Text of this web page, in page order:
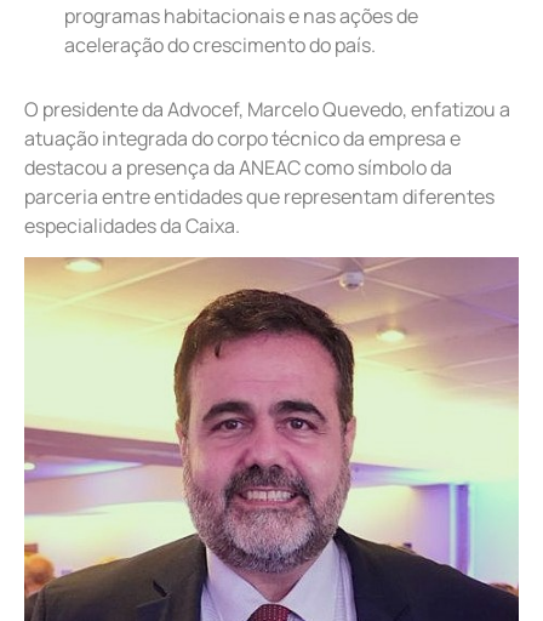
programas habitacionais e nas ações de
aceleração do crescimento do país.
O presidente da Advocef, Marcelo Quevedo, enfatizou a
atuação integrada do corpo técnico da empresa e
destacou a presença da ANEAC como símbolo da
parceria entre entidades que representam diferentes
especialidades da Caixa.